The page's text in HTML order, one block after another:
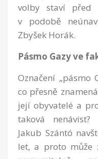
volby staví před
v podobě
Zbyšek Horák.
Pásmo Gazy ve
Označení „pásmo
co přesně
její obyvatelé a
taková nenávist?
Jakub Szántó
let, a proto může